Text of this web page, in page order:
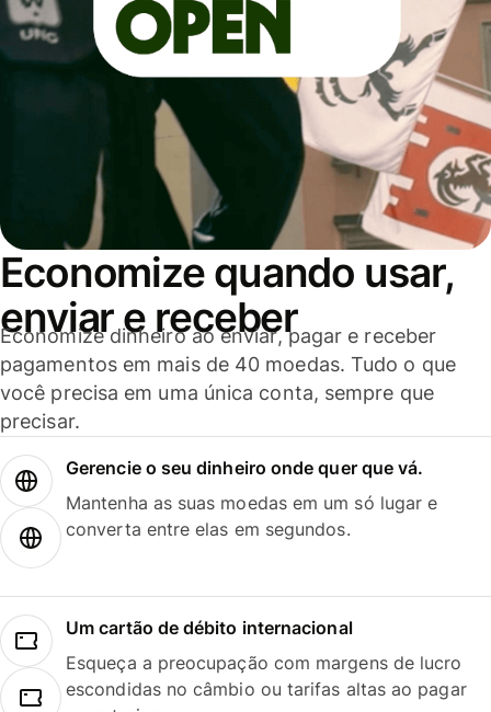
Economize quando usar,
enviar e receber
Economize dinheiro ao enviar, pagar e receber
pagamentos em mais de 40 moedas. Tudo o que
você precisa em uma única conta, sempre que
precisar.
Gerencie o seu dinheiro onde quer que vá.
Mantenha as suas moedas em um só lugar e
converta entre elas em segundos.
Um cartão de débito internacional
Esqueça a preocupação com margens de lucro
escondidas no câmbio ou tarifas altas ao pagar